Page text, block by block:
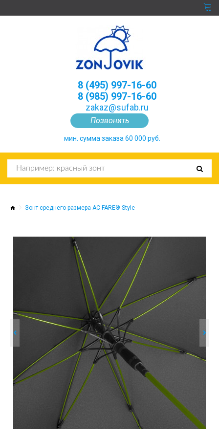
Позвонить
8 (495) 997-16-60
8 (985) 997-16-60
zakaz@sufab.ru
мин. сумма заказа 60 000 руб.
Зонт среднего размера AC FARE® Style